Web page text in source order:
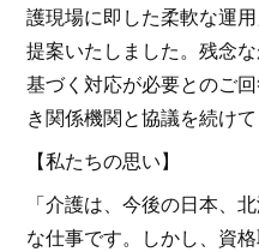
護現場に即した柔軟な運
提案いたしました。残念
基づく対応が必要とのご
き関係機関と協議を続けて
【私たちの思い】
「介護は、今後の日本、
な仕事です。しかし、資